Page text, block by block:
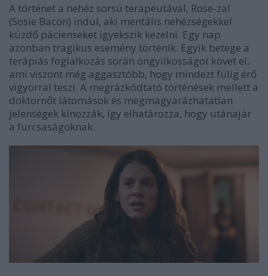
A történet a nehéz sorsú terapeutával, Rose-zal
(Sosie Bacon) indul, aki mentális nehézségekkel
küzdő pácienseket igyekszik kezelni. Egy nap
azonban tragikus esemény történik. Egyik betege a
terápiás foglalkozás során öngyilkosságot követ el,
ami viszont még aggasztóbb, hogy mindezt fülig érő
vigyorral teszi. A megrázkódtató történések mellett a
doktornőt látomások és megmagyarázhatatlan
jelenségek kínozzák, így elhatározza, hogy utánajár
a furcsaságoknak.